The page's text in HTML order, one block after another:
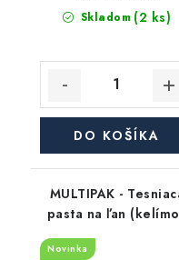
Skladom (2 ks)
DO KOŠÍKA
MULTIPAK -
pasta na ľan
Novinka